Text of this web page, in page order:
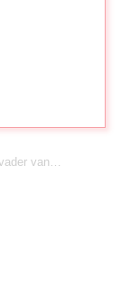
van…